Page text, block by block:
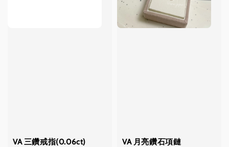
VA 三鑽戒指(0.06ct) VA 月亮鑽石項鏈